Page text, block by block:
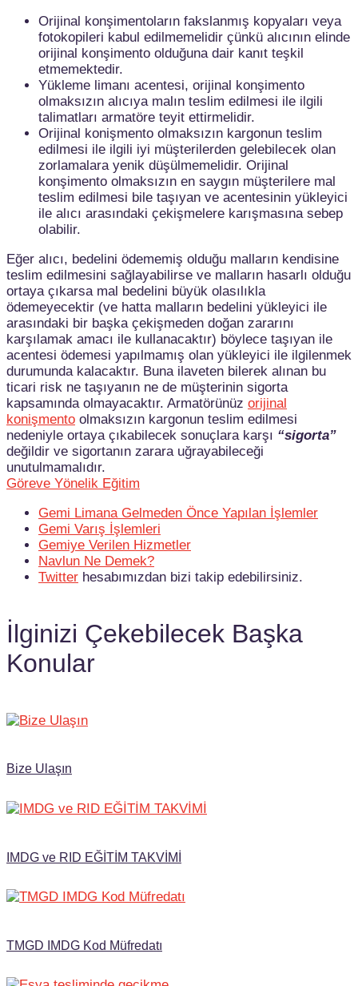
Orijinal konşimentoların fakslanmış kopyaları veya
fotokopileri kabul edilmemelidir çünkü alıcının elinde
orijinal konşimento olduğuna dair kanıt teşkil
etmemektedir.
Yükleme limanı acentesi, orijinal konşimento
olmaksızın alıcıya malın teslim edilmesi ile ilgili
talimatları armatöre teyit ettirmelidir.
Orijinal konişmento olmaksızın kargonun teslim
edilmesi ile ilgili iyi müşterilerden gelebilecek olan
zorlamalara yenik düşülmemelidir. Orijinal
konşimento olmaksızın en saygın müşterilere mal
teslim edilmesi bile taşıyan ve acentesinin yükleyici
ile alıcı arasındaki çekişmelere karışmasına sebep
olabilir.
Eğer alıcı, bedelini ödememiş olduğu malların kendisine
teslim edilmesini sağlayabilirse ve malların hasarlı olduğu
ortaya çıkarsa mal bedelini büyük olasılıkla
ödemeyecektir (ve hatta malların bedelini yükleyici ile
arasındaki bir başka çekişmeden doğan zararını
karşılamak amacı ile kullanacaktır) böylece taşıyan ile
acentesi ödemesi yapılmamış olan yükleyici ile ilgilenmek
durumunda kalacaktır. Buna ilaveten bilerek alınan bu
ticari risk ne taşıyanın ne de müşterinin sigorta
kapsamında olmayacaktır. Armatörünüz orijinal
konişmento olmaksızın kargonun teslim edilmesi
nedeniyle ortaya çıkabilecek sonuçlara karşı “sigorta”
değildir ve sigortanın zarara uğrayabileceği
unutulmamalıdır.
Göreve Yönelik Eğitim
Gemi Limana Gelmeden Önce Yapılan İşlemler
Gemi Varış İşlemleri
Gemiye Verilen Hizmetler
Navlun Ne Demek?
Twitter hesabımızdan bizi takip edebilirsiniz.
İlginizi Çekebilecek Başka
Konular
Bize Ulaşın
IMDG ve RID EĞİTİM TAKVİMİ
TMGD IMDG Kod Müfredatı